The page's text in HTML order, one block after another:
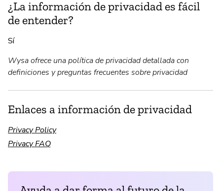
¿La información de privacidad es fácil
de entender?
Sí
Wysa ofrece una política de privacidad detallada con
definiciones y preguntas frecuentes sobre privacidad
Enlaces a información de privacidad
Privacy Policy
Privacy FAQ